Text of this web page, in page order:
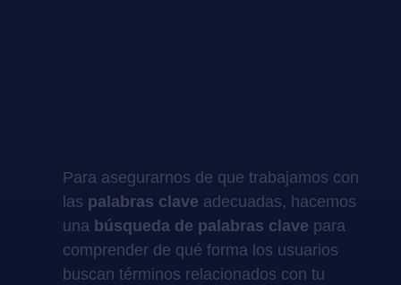
Para asegurarnos de que trabajamos con
las palabras clave adecuadas, hacemos
una búsqueda de palabras clave para
comprender de qué forma los usuarios
buscan términos relacionados con tu